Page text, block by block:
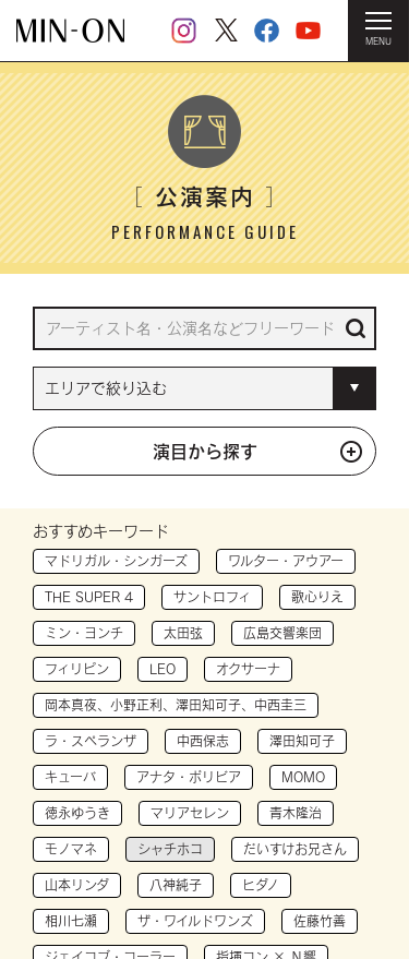
MENU
HOME ＞ 公演案内
［公演案内］
PERFORMANCE GUIDE
演目から探す
おすすめキーワード
マドリガル・シンガーズ ワルター・アウアー
THE SUPER 4 サントロフィ 歌心りえ
ミン・ヨンチ 太田弦 広島交響楽団
フィリピン LEO オクサーナ
岡本真夜、小野正利、澤田知可子、中西圭三
ラ・スペランザ 中西保志 澤田知可子
キューバ アナタ・ボリビア MOMO
徳永ゆうき マリアセレン 青木隆治
モノマネ シャチホコ だいすけお兄さん
山本リンダ 八神純子 ヒダノ
相川七瀬 ザ・ワイルドワンズ 佐藤竹善